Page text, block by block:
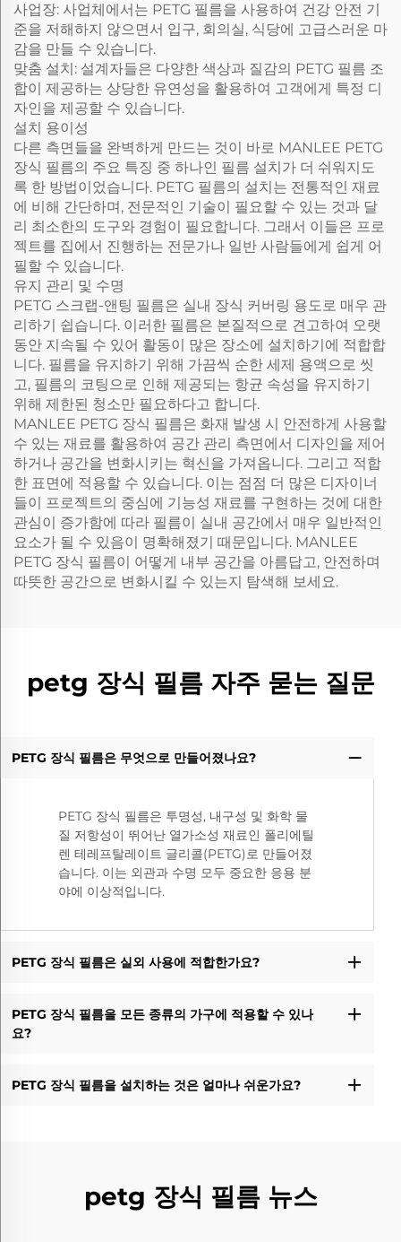
사업장: 사업체에서는 PETG 필름을 사용하여 건강 안전 기
준을 저해하지 않으면서 입구, 회의실, 식당에 고급스러운 마
감을 만들 수 있습니다.
맞춤 설치: 설계자들은 다양한 색상과 질감의 PETG 필름 조
합이 제공하는 상당한 유연성을 활용하여 고객에게 특정 디
자인을 제공할 수 있습니다.
설치 용이성
다른 측면들을 완벽하게 만드는 것이 바로 MANLEE PETG
장식 필름의 주요 특징 중 하나인 필름 설치가 더 쉬워지도
록 한 방법이었습니다. PETG 필름의 설치는 전통적인 재료
에 비해 간단하며, 전문적인 기술이 필요할 수 있는 것과 달
리 최소한의 도구와 경험이 필요합니다. 그래서 이들은 프로
젝트를 집에서 진행하는 전문가나 일반 사람들에게 쉽게 어
필할 수 있습니다.
유지 관리 및 수명
PETG 스크랩-앤팅 필름은 실내 장식 커버링 용도로 매우 관
리하기 쉽습니다. 이러한 필름은 본질적으로 견고하여 오랫
동안 지속될 수 있어 활동이 많은 장소에 설치하기에 적합합
니다. 필름을 유지하기 위해 가끔씩 순한 세제 용액으로 씻
고, 필름의 코팅으로 인해 제공되는 항균 속성을 유지하기
위해 제한된 청소만 필요하다고 합니다.
MANLEE PETG 장식 필름은 화재 발생 시 안전하게 사용할
수 있는 재료를 활용하여 공간 관리 측면에서 디자인을 제어
하거나 공간을 변화시키는 혁신을 가져옵니다. 그리고 적합
한 표면에 적용할 수 있습니다. 이는 점점 더 많은 디자이너
들이 프로젝트의 중심에 기능성 재료를 구현하는 것에 대한
관심이 증가함에 따라 필름이 실내 공간에서 매우 일반적인
요소가 될 수 있음이 명확해졌기 때문입니다. MANLEE
PETG 장식 필름이 어떻게 내부 공간을 아름답고, 안전하며
따뜻한 공간으로 변화시킬 수 있는지 탐색해 보세요.
petg 장식 필름 자주 묻는 질문
PETG 장식 필름은 무엇으로 만들어졌나요?
PETG 장식 필름은 투명성, 내구성 및 화학 물
질 저항성이 뛰어난 열가소성 재료인 폴리에틸
렌 테레프탈레이트 글리콜(PETG)로 만들어졌
습니다. 이는 외관과 수명 모두 중요한 응용 분
야에 이상적입니다.
PETG 장식 필름은 실외 사용에 적합한가요?
PETG 장식 필름을 모든 종류의 가구에 적용할 수 있나
요?
PETG 장식 필름을 설치하는 것은 얼마나 쉬운가요?
petg 장식 필름 뉴스